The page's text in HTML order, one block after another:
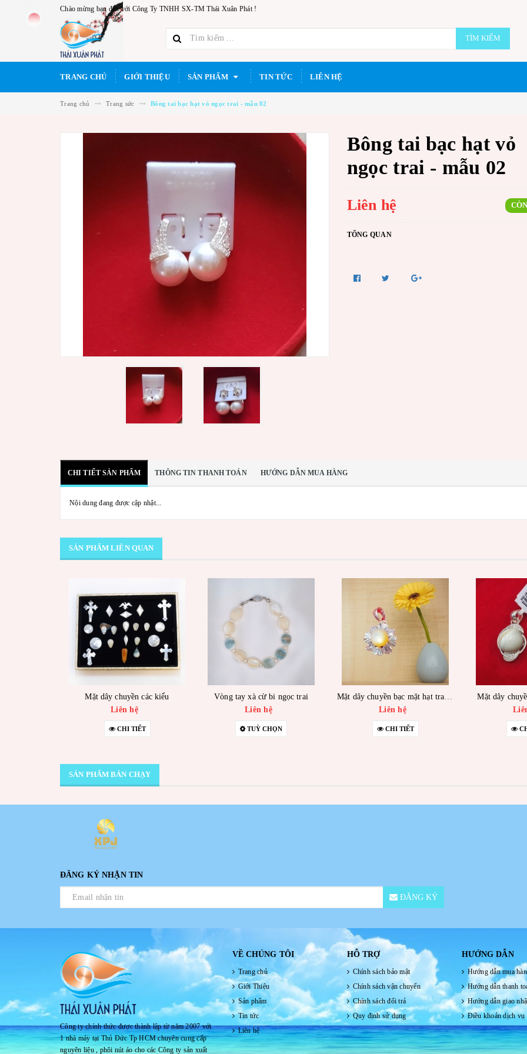
Chào mừng bạn đến với Công Ty TNHH SX-TM Thái Xuân Phát !
TÌM KIẾM
TRANG CHỦ GIỚI THIỆU SẢN PHẨM TIN TỨC
LIÊN HỆ
Trang chủ Trang sức Bông tai bạc hạt vỏ ngọc trai - mẫu 02
Bông tai bạc hạt vỏ
ngọc trai - mẫu 02
Liên hệ
TỔNG QUAN
CHI TIẾT SẢN PHẨM THÔNG TIN THANH TOÁN HƯỚNG DẪN MUA HÀNG
Nội dung đang được cập nhật...
SẢN PHẨM LIÊN QUAN
Mặt dây chuyền các kiểu
Liên hệ
CHI TIẾT
Vòng tay xà cừ bi ngọc trai
Liên hệ
TUỲ CHỌN
Mặt dây chuyền bạc mặt hạt trai vàng
Liên hệ
CHI TIẾT
Mặt dây
SẢN PHẨM BÁN CHẠY
ĐĂNG KÝ NHẬN TIN
ĐĂNG KÝ
Công ty chính thức được thành lập từ năm 2007 với
1 nhà máy tại Thủ Đức Tp HCM chuyên cung cấp
nguyên liệu , phôi nút áo cho các Công ty sản xuất
VỀ CHÚNG TÔI
Trang chủ
Giới Thiệu
Sản phẩm
Tin tức
Liên hệ
HỖ TRỢ
Chính sách bảo mật
Chính sách vận chuyển
Chính sách đổi trả
Quy định sử dụng
HƯỚNG DẪN
Hướng dẫn mua
Hướng dẫn thanh
Hướng dẫn giao
Điều khoản dịch vụ